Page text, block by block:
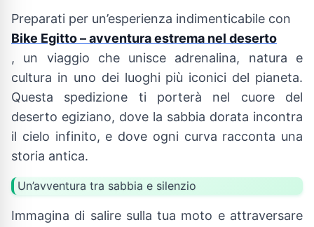
Preparati per un’esperienza indimenticabile con
Bike Egitto – avventura estrema nel deserto
, un viaggio che unisce adrenalina, natura e
cultura in uno dei luoghi più iconici del pianeta.
Questa spedizione ti porterà nel cuore del
deserto egiziano, dove la sabbia dorata incontra
il cielo infinito, e dove ogni curva racconta una
storia antica.
Un’avventura tra sabbia e silenzio
Immagina di salire sulla tua moto e attraversare